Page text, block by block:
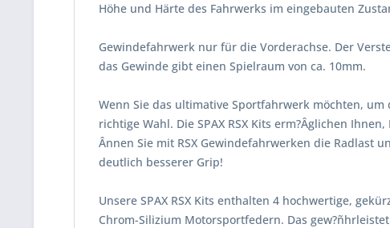
Höhe und Härte des Fahrwerks im eingebauten
Gewindefahrwerk nur für die Vorderachse. Der
das Gewinde gibt einen Spielraum von ca. 10mm.
Wenn Sie das ultimative Sportfahrwerk möchten,
richtige Wahl. Die SPAX RSX Kits erm?Âglichen
Ânnen Sie mit RSX Gewindefahrwerken die Radlast
deutlich besserer Grip!
Unsere SPAX RSX Kits enthalten 4 hochwertige,
Chrom-Silizium Motorsportfedern. Das